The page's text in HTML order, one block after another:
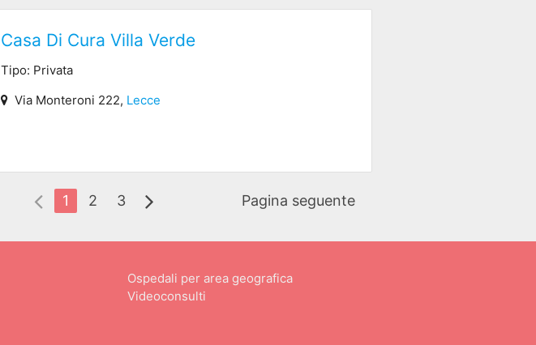
Casa Di Cura Villa Verde
Tipo: Privata
Via Monteroni 222, Lecce
1 2 3 Pagina seguente
Ospedali per area geografica
Videoconsulti